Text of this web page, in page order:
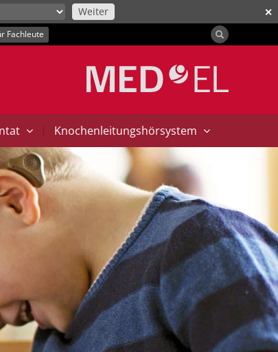
✕
Weiter
Fachleute
| Knochenleitungshörsystem